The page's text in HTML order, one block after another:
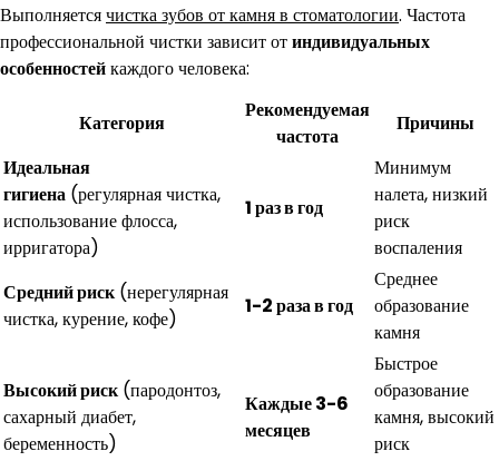
Выполняетсячистка зубов от камня в стоматологии. Частота
профессиональной чистки зависит отиндивидуальных
особенностейкаждого человека:
Категория
Рекомендуемая
частота
Причины
Идеальная
гигиена (регулярная чистка,
использование флосса,
ирригатора)
1 раз в год
Минимум
налета, низкий
риск
воспаления
Средний риск(нерегулярная
чистка, курение, кофе)
1-2 раза в год
Среднее
образование
камня
Высокий риск(пародонтоз,
сахарный диабет,
беременность)
Каждые 3-6
месяцев
Быстрое
образование
камня, высокий
риск